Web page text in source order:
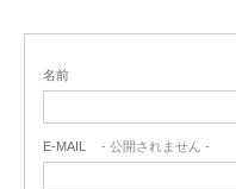
名前
E-MAIL - 公開されません -